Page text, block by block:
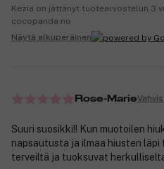
Kezia on jättänyt tuotearvostelun 3
cocopanda.no
Näytä alkuperäinen
Rose-Marie
Suuri suosikki!! Kun muotoilen
napsautusta ja ilmaa hiusten
terveiltä ja tuoksuvat